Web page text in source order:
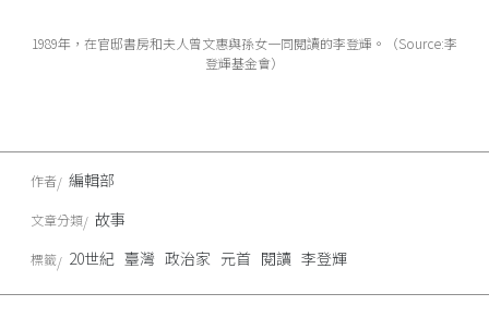
1989年，在官邸書房和夫人曾文惠與孫女一同閱讀的李登輝。（Source:李
登輝基金會）
作者 編輯部
文章分類 故事
標籤 20世紀 臺灣 政治家 元首 閱讀 李登輝